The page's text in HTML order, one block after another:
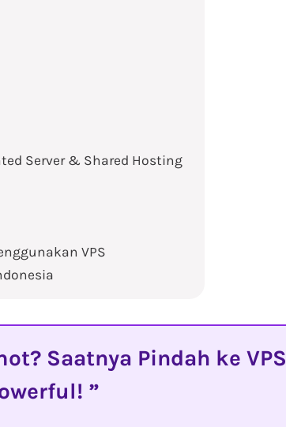
Server & Shared Hosting
VPS
Saatnya Pindah ke VPS